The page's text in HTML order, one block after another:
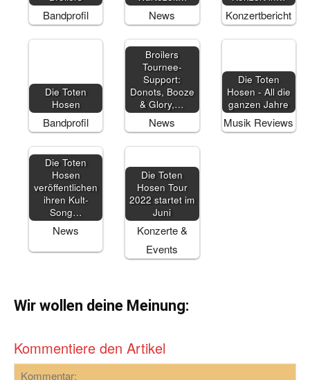
Bandprofil News Konzertbericht
Die Toten
Hosen
Bandprofil
Broilers
Tournee-
Support:
Donots, Booze
& Glory,…
News
Die Toten
Hosen - All die
ganzen Jahre
Musik Reviews
Die Toten
Hosen
veröffentlichen
ihren Kult-
Song…
News
Die Toten
Hosen Tour
2022 startet im
Juni
Konzerte &
Events
Wir wollen deine Meinung:
Kommentiere den Artikel